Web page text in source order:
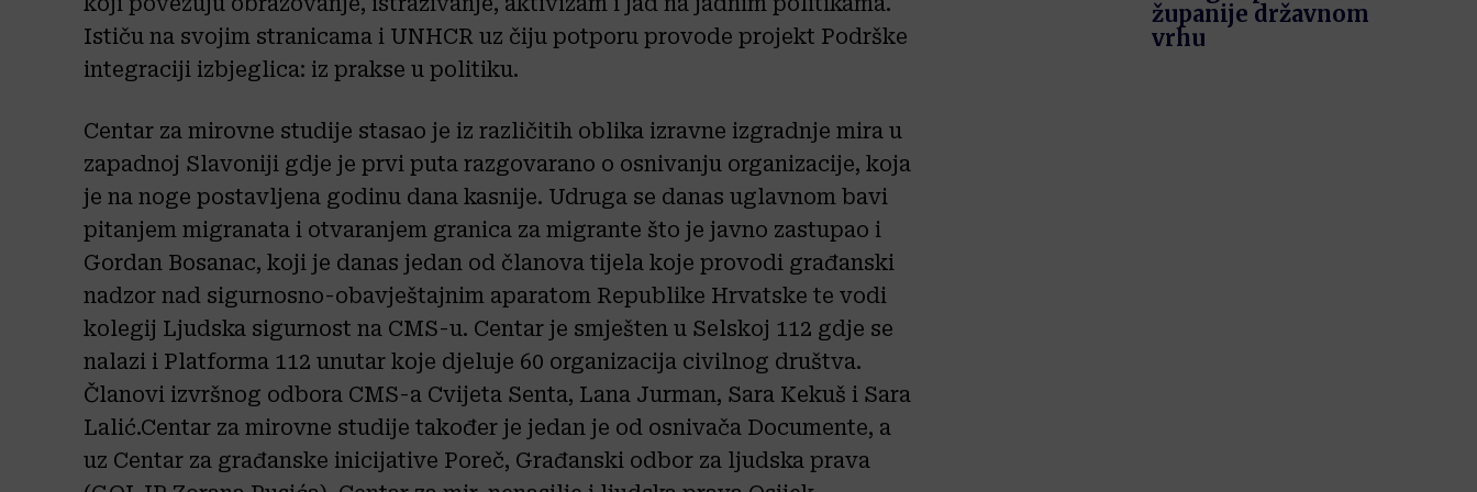
Ističu na svojim stranicama i UNHCR uz čiju potporu provode projekt Podrške
integraciji izbjeglica: iz prakse u politiku.
Centar za mirovne studije stasao je iz različitih oblika izravne izgradnje mira u
zapadnoj Slavoniji gdje je prvi puta razgovarano o osnivanju organizacije, koja
je na noge postavljena godinu dana kasnije. Udruga se danas uglavnom bavi
pitanjem migranata i otvaranjem granica za migrante što je javno zastupao i
Gordan Bosanac, koji je danas jedan od članova tijela koje provodi građanski
nadzor nad sigurnosno-obavještajnim aparatom Republike Hrvatske te vodi
kolegij Ljudska sigurnost na CMS-u. Centar je smješten u Selskoj 112 gdje se
nalazi i Platforma 112 unutar koje djeluje 60 organizacija civilnog društva.
Članovi izvršnog odbora CMS-a Cvijeta Senta, Lana Jurman, Sara Kekuš i Sara
Lalić.Centar za mirovne studije također je jedan je od osnivača Documente, a
uz Centar za građanske inicijative Poreč, Građanski odbor za ljudska prava
županije državnom
vrhu